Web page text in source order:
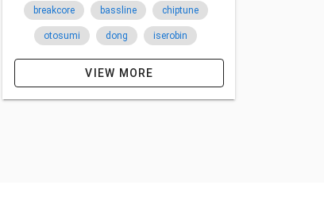
breakcore bassline chiptune
otosumi dong iserobin
umio x-man hydropump
guchon hujiko pro limitedtoss
VIEW MORE